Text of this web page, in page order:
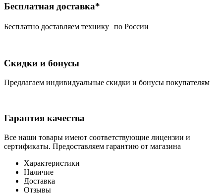
Бесплатная доставка*
Беcплатно доставляем технику по России
Скидки и бонусы
Предлагаем индивидуальные скидки и бонусы покупателям
Гарантия качества
Все наши товары имеют соответствующие лицензии и
сертификаты. Предоставляем гарантию от магазина
Характеристики
Наличие
Доставка
Отзывы